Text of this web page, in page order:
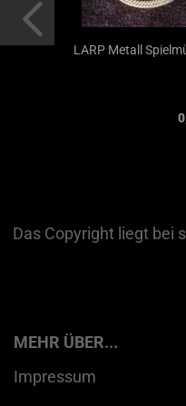
LARP Metall
Das Copyright liegt bei
MEHR ÜBER...
Impressum